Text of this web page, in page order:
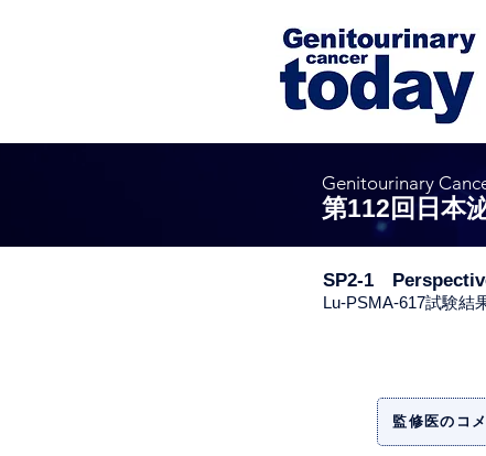
Genitourinary
第112回日本
SP2-1
Lu-PSMA-617試験結
監修医のコ